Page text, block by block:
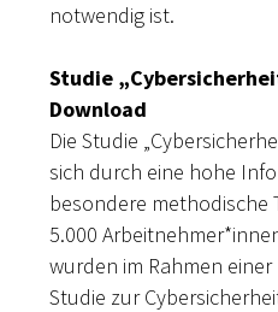
notwendig ist.
Studie
Download
Die Studie
sich durch eine hohe
besondere methodische
5.000
wurden im Rahmen
Studie zur